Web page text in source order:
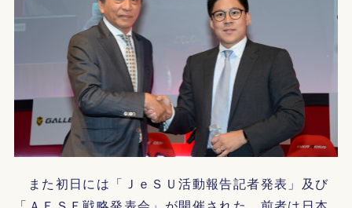
また初日には「ＪｅＳＵ活動報告記者発表」及び